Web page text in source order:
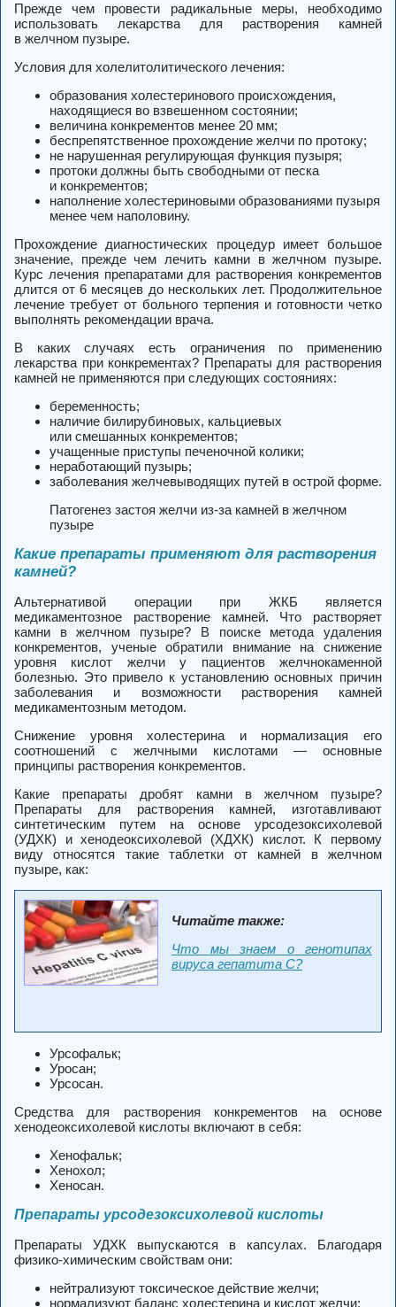
Прежде чем провести радикальные меры, необходимо
использовать лекарства для растворения камней
в желчном пузыре.
Условия для холелитолитического лечения:
образования холестеринового происхождения,
находящиеся во взвешенном состоянии;
величина конкрементов менее 20 мм;
беспрепятственное прохождение желчи по протоку;
не нарушенная регулирующая функция пузыря;
протоки должны быть свободными от песка
и конкрементов;
наполнение холестериновыми образованиями пузыря
менее чем наполовину.
Прохождение диагностических процедур имеет большое
значение, прежде чем лечить камни в желчном пузыре.
Курс лечения препаратами для растворения конкрементов
длится от 6 месяцев до нескольких лет. Продолжительное
лечение требует от больного терпения и готовности четко
выполнять рекомендации врача.
В каких случаях есть ограничения по применению
лекарства при конкрементах? Препараты для растворения
камней не применяются при следующих состояниях:
беременность;
наличие билирубиновых, кальциевых
или смешанных конкрементов;
учащенные приступы печеночной колики;
неработающий пузырь;
заболевания желчевыводящих путей в острой форме.
Патогенез застоя желчи из-за камней в желчном
пузыре
Какие препараты применяют для растворения
камней?
Альтернативой операции при ЖКБ является
медикаментозное растворение камней. Что растворяет
камни в желчном пузыре? В поиске метода удаления
конкрементов, ученые обратили внимание на снижение
уровня кислот желчи у пациентов желчнокаменной
болезнью. Это привело к установлению основных причин
заболевания и возможности растворения камней
медикаментозным методом.
Снижение уровня холестерина и нормализация его
соотношений с желчными кислотами — основные
принципы растворения конкрементов.
Какие препараты дробят камни в желчном пузыре?
Препараты для растворения камней, изготавливают
синтетическим путем на основе урсодезоксихолевой
(УДХК) и хенодеоксихолевой (ХДХК) кислот. К первому
виду относятся такие таблетки от камней в желчном
пузыре, как:
Читайте также:
Что мы знаем о генотипах
вируса гепатита С?
Урсофальк;
Уросан;
Урсосан.
Средства для растворения конкрементов на основе
хенодеоксихолевой кислоты включают в себя:
Хенофальк;
Хенохол;
Хеносан.
Препараты урсодезоксихолевой кислоты
Препараты УДХК выпускаются в капсулах. Благодаря
физико-химическим свойствам они:
нейтрализуют токсическое действие желчи;
нормализуют баланс холестерина и кислот желчи;